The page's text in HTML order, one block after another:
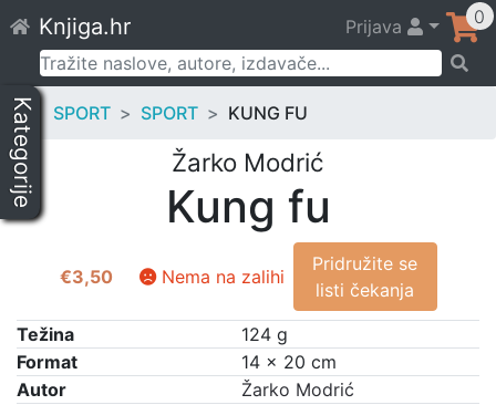
to
content
Knjiga.hr Prijava 0
Pretraži:
Kategorije SPORT SPORT KUNG FU
Žarko Modrić
Kung fu
€3,50 Nema na zalihi
Pridružite se
listi čekanja
Težina
124 g
Format
14 × 20 cm
Autor
Žarko Modrić